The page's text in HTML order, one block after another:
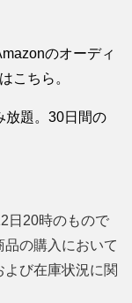
のオーディ
こちら。
放題。30日間の
日20時のもので
の購入において
び在庫状況に関